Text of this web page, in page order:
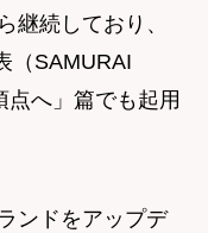
継続しており、
（SAMURAI
へ」篇でも起用
ンドをアップデ